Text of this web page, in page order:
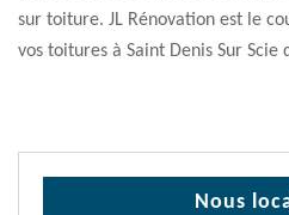
sur toiture. JL Rénovation est le
vos toitures à Saint Denis Sur Scie
Nous